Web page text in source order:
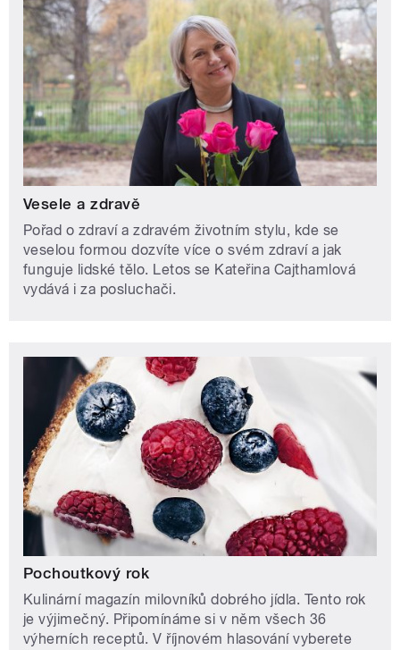
Vesele a zdravě
Pořad o zdraví a zdravém životním stylu, kde se
veselou formou dozvíte více o svém zdraví a jak
funguje lidské tělo. Letos se Kateřina Cajthamlová
vydává i za posluchači.
Pochoutkový rok
Kulinární magazín milovníků dobrého jídla. Tento rok
je výjimečný. Připomínáme si v něm všech 36
výherních receptů. V říjnovém hlasování vyberete